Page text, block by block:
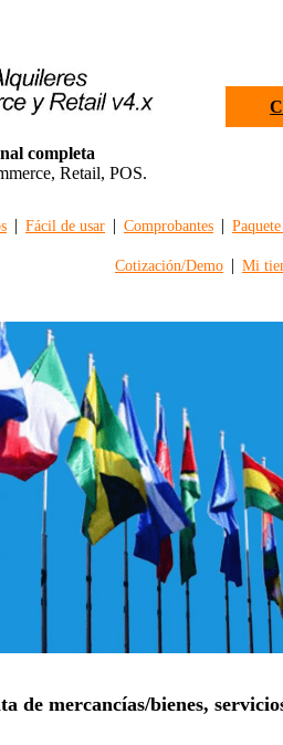
completa
Retail, POS.
| Fácil de usar | Comprobantes |
Cotización/Demo | Mi
de mercancías/bienes,